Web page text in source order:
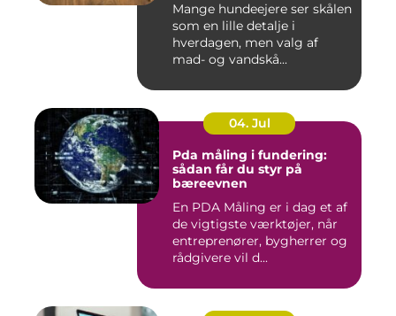
Mange hundeejere ser skålen
som en lille detalje i
hverdagen, men valg af
mad- og vandskå...
04. Jul
Pda måling i fundering:
sådan får du styr på
bæreevnen
En PDA Måling er i dag et af
de vigtigste værktøjer, når
entreprenører, bygherrer og
rådgivere vil d...